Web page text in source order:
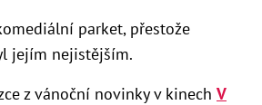
parket, přestože
jejím nejistějším.
z vánoční novinky v kinech V